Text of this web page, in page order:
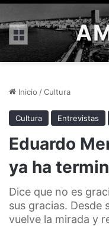
Menú
Inicio /Cultura
Cultura Entrevistas
Eduardo
ya ha
Dice que no es
sus gracias. Desde
vuelve la mirada y